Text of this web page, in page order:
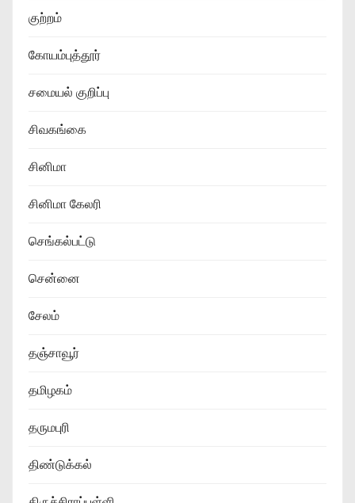
குற்றம்
கோயம்புத்தூர்
சமையல் குறிப்பு
சிவகங்கை
சினிமா
சினிமா கேலரி
செங்கல்பட்டு
சென்னை
சேலம்
தஞ்சாவூர்
தமிழகம்
தருமபுரி
திண்டுக்கல்